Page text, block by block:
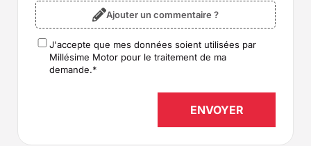
Ajouter un commentaire ?
RGPD*
J'accepte que mes données soient utilisées par
Millésime Motor pour le traitement de ma
demande.*